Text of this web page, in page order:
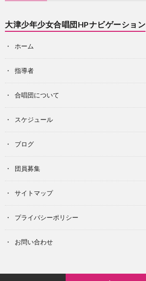
大津少年少女合唱団HPナビゲーション
ホーム
指導者
合唱団について
スケジュール
ブログ
団員募集
サイトマップ
プライバシーポリシー
お問い合わせ